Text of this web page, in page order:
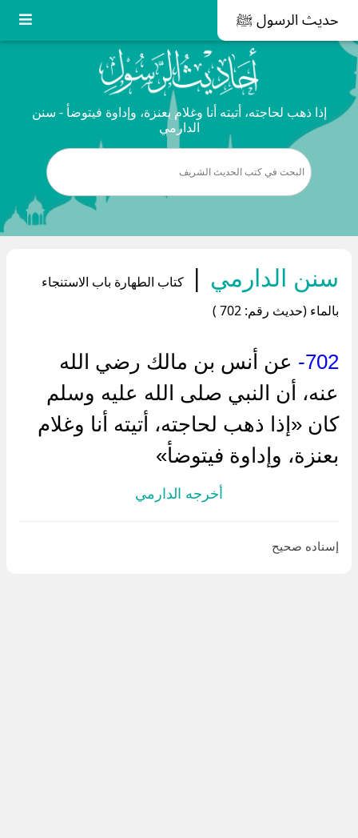
حديث الرسول ﷺ
إذا ذهب لحاجته، أتيته أنا وغلام بعنزة، وإداوة فيتوضأ - سنن
الدارمي
سنن الدارمي |
كتاب الطهارة باب الاستنجاء
بالماء (حديث رقم: 702 )
702-
عن أنس بن مالك رضي الله
عنه، أن النبي صلى الله عليه وسلم
كان «إذا ذهب لحاجته، أتيته أنا وغلام
بعنزة، وإداوة فيتوضأ»
أخرجه الدارمي
إسناده صحيح